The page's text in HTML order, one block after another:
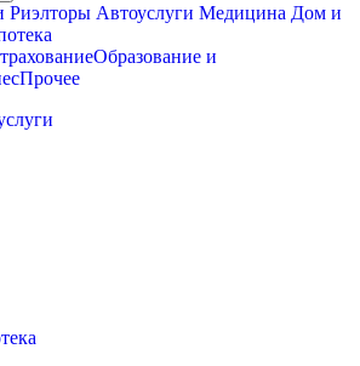
Риэлторы Автоуслуги Медицина Дом и
Образование и
Прочее